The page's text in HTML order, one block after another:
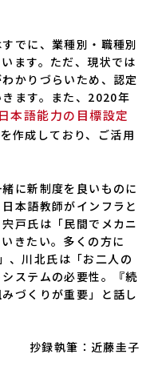
でに、業種別・職種別
ます。ただ、現状では
かりづらいため、認定
ます。また、2020年
本語能力の目標設定
作成しており、ご活用
に新制度を良いものに
本語教師がインフラと
戸氏は「民間でメカニ
きたい。多くの方に
、川北氏は「お二人の
ステムの必要性。『続
づくりが重要」と話し
抄録執筆：近藤圭子